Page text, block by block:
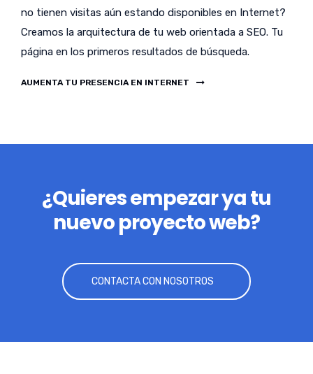
no tienen visitas aún estando disponibles en Internet?
Creamos la arquitectura de tu web orientada a SEO. Tu
página en los primeros resultados de búsqueda.
AUMENTA TU PRESENCIA EN INTERNET
¿Quieres empezar ya tu
nuevo proyecto web?
CONTACTA CON NOSOTROS